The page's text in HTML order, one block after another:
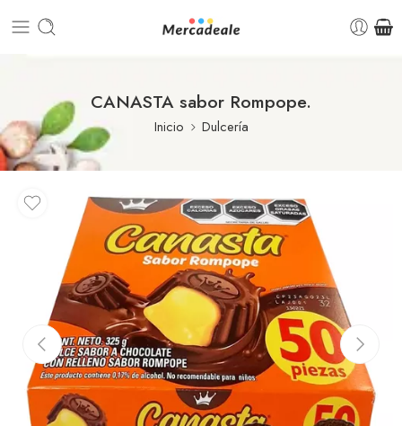
CANASTA sabor Rompope.
Inicio Dulcería